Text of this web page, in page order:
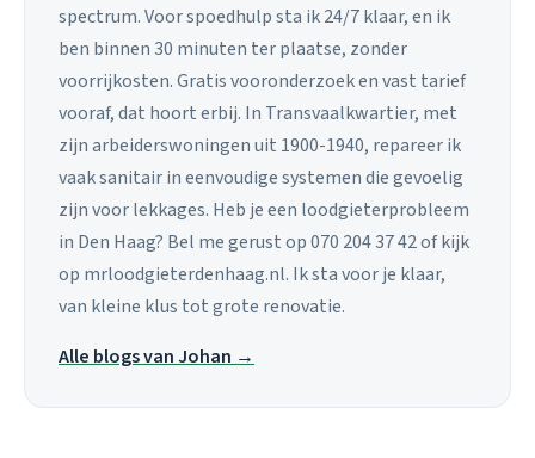
spectrum. Voor spoedhulp sta ik 24/7 klaar, en ik
ben binnen 30 minuten ter plaatse, zonder
voorrijkosten. Gratis vooronderzoek en vast tarief
vooraf, dat hoort erbij. In Transvaalkwartier, met
zijn arbeiderswoningen uit 1900-1940, repareer ik
vaak sanitair in eenvoudige systemen die gevoelig
zijn voor lekkages. Heb je een loodgieterprobleem
in Den Haag? Bel me gerust op 070 204 37 42 of kijk
op mrloodgieterdenhaag.nl. Ik sta voor je klaar,
van kleine klus tot grote renovatie.
Alle blogs van Johan →